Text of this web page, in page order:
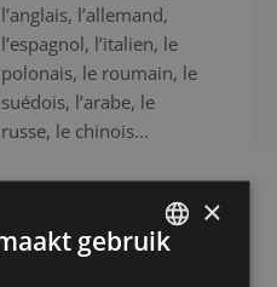
l’anglais, l’allemand,
l’espagnol, l’italien, le
polonais, le roumain, le
suédois, l’arabe, le
russe, le chinois...
Grâce à notre
expertise et notre
×
gebruik